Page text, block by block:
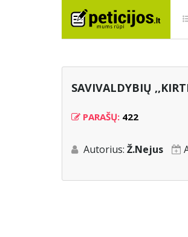
SAVIVALDYBIŲ
PARAŠŲ: 422
Autorius: Ž.Nejus